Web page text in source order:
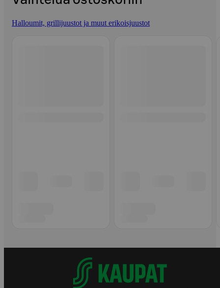
Halloumit, grillijuustot ja muut erikoisjuustot